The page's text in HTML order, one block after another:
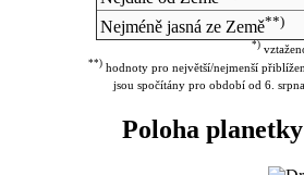
Nejméně jasná ze Země**)
*)
**) hodnoty pro největší/nejmenší
jsou spočítány pro období od 6.
Poloha